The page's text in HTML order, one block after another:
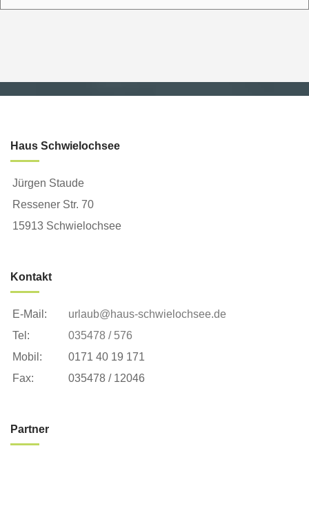
Haus Schwielochsee
Jürgen Staude
Ressener Str. 70
15913 Schwielochsee
Kontakt
E-Mail:
urlaub@haus-schwielochsee.de
Tel:
035478 / 576
Mobil:
0171 40 19 171
Fax:
035478 / 12046
Partner